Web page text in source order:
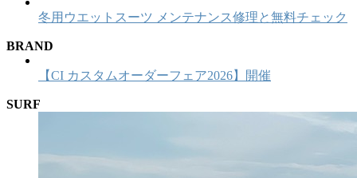
冬用ウエットスーツ メンテナンス修理と無料チェック
BRAND
【CI カスタムオーダーフェア2026】開催
SURF